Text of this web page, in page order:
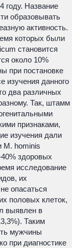
году. Название
образовывать
активность.
которых были
становится
около 10%
при постановке
изучения данного
два различных
Так, штамм
признаками,
изучения дали
M. hominis
здоровых
исследование
их
опасаться
половых клеток,
выявлен в
Таким
мужчины
при диагностике